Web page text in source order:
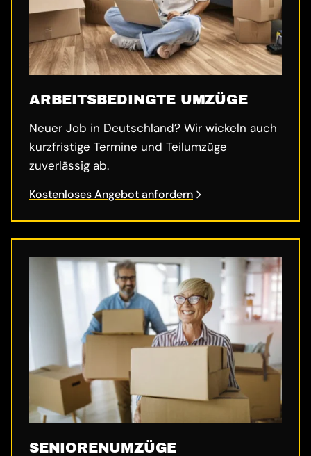
ARBEITSBEDINGTE UMZÜGE
Neuer Job in Deutschland? Wir wickeln auch
kurzfristige Termine und Teilumzüge
zuverlässig ab.
Kostenloses Angebot anfordern
SENIORENUMZÜGE